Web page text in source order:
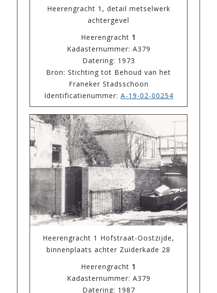
Heerengracht 1, detail metselwerk
achtergevel
Heerengracht 1
Kadasternummer: A379
Datering: 1973
Bron: Stichting tot Behoud van het
Franeker Stadsschoon
Identificatienummer: A-19-02-00254
Heerengracht 1 Hofstraat-Oostzijde,
binnenplaats achter Zuiderkade 28
Heerengracht 1
Kadasternummer: A379
Datering: 1987